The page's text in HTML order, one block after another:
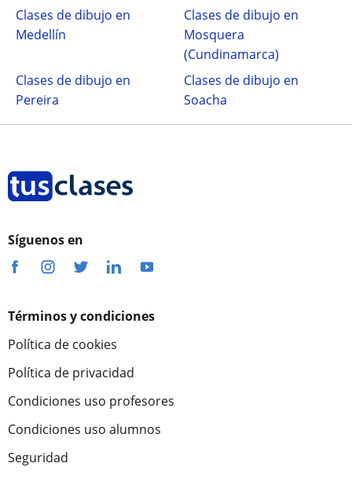
Clases de dibujo en
Medellín
Clases de dibujo en
Mosquera
(Cundinamarca)
Clases de dibujo en
Pereira
Clases de dibujo en
Soacha
Síguenos en
Términos y condiciones
Política de cookies
Política de privacidad
Condiciones uso profesores
Condiciones uso alumnos
Seguridad